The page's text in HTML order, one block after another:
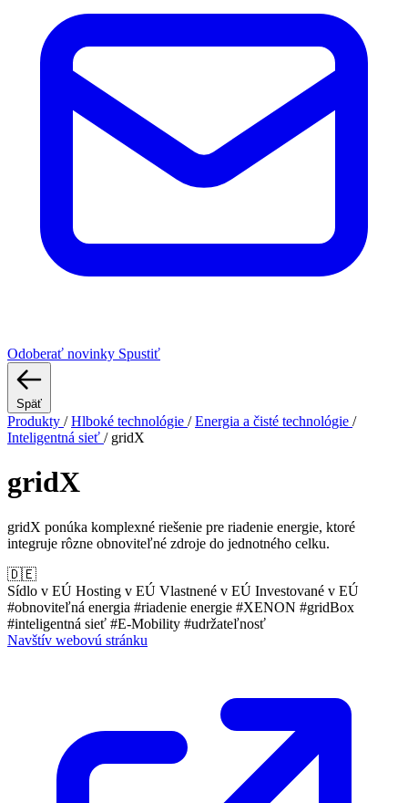
Odoberať novinky Spustiť
Späť
Produkty / Hlboké technológie / Energia a čisté technológie /
Inteligentná sieť / gridX
gridX
gridX ponúka komplexné riešenie pre riadenie energie, ktoré
integruje rôzne obnoviteľné zdroje do jednotného celku.
🇩🇪
Sídlo v EÚ Hosting v EÚ Vlastnené v EÚ Investované v EÚ
#obnoviteľná energia #riadenie energie #XENON #gridBox
#inteligentná sieť #E-Mobility #udržateľnosť
Navštív webovú stránku